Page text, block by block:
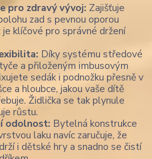
pro zdravý vývoj: Zajišťuje
zad s pevnou oporou
je klíčové pro správné držení
Díky systému středové
a přiloženým imbusovým
sedák i podnožku přesně v
a hloubce, jakou vaše dítě
Židlička se tak plynule
růstu.
odolnost: Bytelná konstrukce
laku navíc zaručuje, že
i dětské hry a snadno se čistí